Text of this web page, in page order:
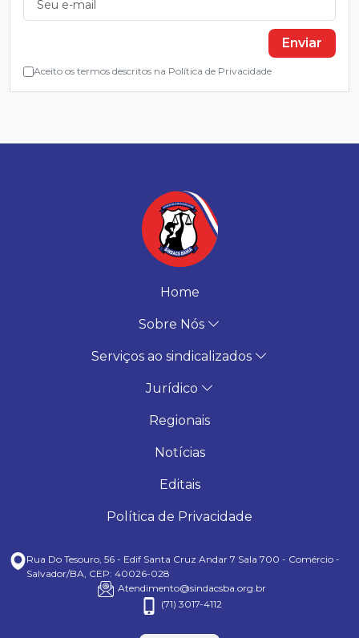
Enviar
Aceito os termos descritos na Política de Privacidade
Home
Sobre Nós
Serviços ao sindicalizados
Jurídico
Regionais
Notícias
Editais
Política de Privacidade
Rua Do Tesouro, 56 - Edif Santa Cruz Andar 7 Sala 700 - Comércio -
Salvador/BA, CEP: 40026-028
Atendimento@sindacsba.org.br
(71) 3017-4112